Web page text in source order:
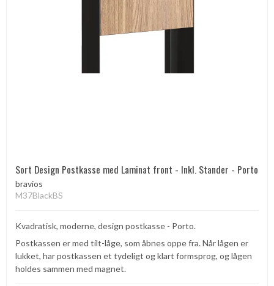
Sort Design Postkasse med Laminat front - Inkl. Stander - Porto
bravios
M37BlackBS
Kvadratisk, moderne, design postkasse - Porto.
Postkassen er med tilt-låge, som åbnes oppe fra. Når lågen er
lukket, har postkassen et tydeligt og klart formsprog, og lågen
holdes sammen med magnet.